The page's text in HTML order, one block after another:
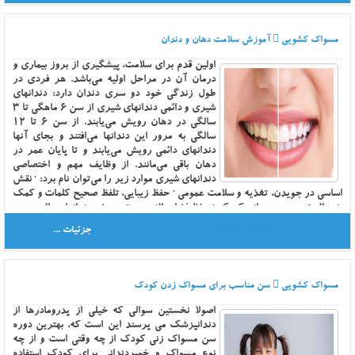
اثربخشی ندارد.
مسواک کشویی آموزش سلامت دهان و دندان
اولين قدم براي سلامت، پيشگيري از بروز بيماري و درمان آن در مراحل اوليه مي‌باشد. هر فردي در طول زندگي خود دو سري دندان دارد: دندانهاي شيري و دائمي دندانهاي شيري از سن 6 ماهگي تا 3 سالگي در دهان رويش مي‌يابند. از سن 6 تا 12 سالگي به مرور اين دندانها مي‌افتند و بجاي آنها دندانهاي دائمي رويش مي‌يابند و تا پايان عمر در دهان باقي مي‌مانند. از وظايف مهم و اختصاصي دندانهاي شيري موارد زير را مي‌توان نام برد: · نقش اساسي در جويدن، تغذيه و سلامت عمومي · حفظ زيبايي، تلفظ صحيح كلمات و كمك به سلامت روحي و رواني كودك · حفظ فضاي لازم جهت رويش دندانهاي دائمي و در نهايت جلوگيري از به هم‌ريختگي دندانها و كاهش نياز به درمانهاي ارتدونسي (يكي از دلايل مهم كج بودن دندانهاي دائمي، از دست رفتن زود هنگام دندانهاي شيري است) · نهايتاً‌ پوسيدگي دندانهاي شيري موجب آسيب به جوانه دندانهاي دائمي مي‌گردد. دندان 6 سالگي اولين دندان دائمي، نخستين آسياي بزرگ (دندان شماره 6) است كه در سن 6 سالگي، روي قوس فكي، پشت دندانهاي شيري رويش مي‌يابد. (قبل از رويش اين دندان هيچ دندان شيري نمي‌افتد و به همين دليل والدين تصور مي‌كنند كه اين دندان شيري است.) عوامل پوسيدگي زا عدم رعايت بهداشت دهان و دندان (عدم استفاده از مسواك و نخ دندان) در زمان مناسب منجر به تشكيل لايه ميكروبي مي‌شود. 2 الي 5 دقيقه بعد از استفاده از مواد قندي و غذا، اسيدهاي مخرب ناشي از فعاليت ميكروبهاي موجود در لايه ميكروبي توليد شده و به مدت 20 دقيقه الي 1 ساعت در دهان باقي مي‌مانند اسيد توليد شده ميناي دندان را تخريب و منجر به شروع پوسيدگي مي‌شود. مصرف نامناسب مواد قندي · استفاده از مواد قندي چسبنده‌ (مانند شكلاتها، تافي‌ها، آدامس‌ها و … ) اين مواد به علت خاصيت چسبندگي به دندانها مدت زيادي در دهان مي‌مانند. · بالا بودن ميزان مصرف مواد قندي · بالا بودن تعداد دفعات مصرف مواد قندي (بويژه در بين وعده‌هاي اصلي غذا) اين نكته بسيار حائز اهميت است و بايد بسيار بر آن تاكيد كرد كه مواد قندي در طول روز در يك وعده مصرف شوند و از تدريجي خوردن آن در طول روز خودداري گردد. تغذيه صحيح · استفاده از مواد قندي موردنياز بدن همراه وعده‌هاي اصلي غذايي · مصرف شير لبنيات و مواد غذايي حاوي فلورايد مانند ماهي و چاي · استفاده از ميوه و سبزيجات تازه در بين وعده‌هاي غذايي مانند هويج و كاهو براي پيشگيري از ايجاد پوسيدگي در دندانهاي كودكان، در كنار استفاده از مسواك، نخ دندان و تغذيه صحيح، به كارگيري روشهاي زير حائز اهميت است: استفاده از فلورايد فلورايد باعث استحكام دندانها شده و آنها را در برابر پوسيدگي مقاوم مي‌كند. محصولات مختلف فلورايد عبارتند از: · دهانشويه سديم فلورايد: كه در حال حاضر به عنوان يكي از برنامه‌هاي كشوري جهت پيشگيري از پوسيدگي دندان دانش‌آموزان ابتدايي در دست اجرا مي‌باشد. · كاربرد ژل فلورايد: اين ژل حاوي غلظت بيشتري از فلورايد است، به همين دليل بايد در مطب توسط دندانپزشك استفاده گردد. · استفاده از خميردندانهاي حاوي فلورايد فيشورسيلانت (مسدود كردن شيارهاي دندان) سطح جونده دندانهاي آسياي بزرگ در ابتداي رويش داراي شيارهاي خيلي عميق هستند. جهت جلوگيري از تجمع مواد غذايي و شروع پوسيدگي در اين نقاط، دندانپزشك با استفاده از مواد مخصوص اين شيارها را پر و كم عمق مي‌نمايد تا موهاي مسواك به راحتي بتوانند اين شيارها را تميز كنند. مراجعه به دندانپزشك حداقل هر 6 ماه يكبار ضروري است،‌ هرچند هيچ نشانه‌اي از مشكلات دنداني و لثه‌اي وجود نداشته باشد. تشخيص زودهنگام پوسيدگي با استفاده از نور كافي و راديوگرافي در مطب دندانپزشكي و درمان به موقع پوسيدگيها خود عامل پيشگيري مؤثري است و مانع از مشكلات شديد بعدي خواهد گرديد. روش صحيح مسواك زدن 1- مسواك خوب بايد موهاي صاف و يكنواخت داشته باشد. چنانچه موهاي مسواك از حالت اوليه خارج شدند بايد آن را عوض كرد. 2- براي هر مرتبه شستشو به اندازه يك نخود از خمير دندان حاوي فلورايد را در موهاي مسواك فرو ببريد. 3- براي اينكه تمام دندانها مسواك شوند بهتر است هميشه به يك ترتيب مسواك بزنيد مثلاً‌ اول فك بالا از راست به چپ و بعد فك پايين از چپ به راست. 4- دندانهاي فك بالا را با حركت مسواك از مجاور لثه به سمت پايين تميز كنيد. 5- با عمودي گرفتن مسواك و حركت آن از بالا به پايين سطوح داخلي دندانهاي جلو را مسواك كنيد. 6- سطوح جونده دندانهاي بالا را با عقب و جلو بردن مسواك تميز كنيد. 7- دندانهاي فك پايين را با حركت مسواك از مجاور لثه به سمت بالا بشوئيد. 8- پشت دندانهاي جلو را با عمودي گرفتن مسواك و حركت آن از پايين به بالا تميز كنيد. 9- سطوح جونده دندانهاي پايين مثل فك بالا را با عقب جلو بردن مسواك، تميز كنيد. 10- هر نوبت مسواك زدن بايد حداقل 4 دقيقه به طول بيانجامد. 11- هر شب قبل از خواب و هر روز صبح بعد از صبحانه، بايد دندانها را مسواك زد. اثرات سودمند فلورايد براي سلامتي دندان‌ها فلورايد عنصري است كه به طور طبيعي در آب، خاك و هوا يافت مي‌شود. زماني‌كه فلورايد به صورت خوراكي به ميزان مناسب مصرف شود دندان را مقاوم كرده و از پوسيدگي پيشگيري خواهد شد. اگر فلورايد در آب آشاميدني شهر به ميزان مناسب موجود باشد، پوسيدگي‌هاي دنداني را تا حدود 60درصد كاهش مي‌دهد. روش ديگر دريافت فلورايد، استفاده از خميردندان، دهان‌شويه‌ها و ژلهاي حاوي فلورايد است. هر دو روش كاربرد فلورايد يعني سيستميك (فلورايد موجود در مواد غذايي و آب آشاميدني) و موضعي (فلورايدي كه بر روي دندانها گذاشته مي‌شود) در مقاوم كردن دندان‌ها و پيشگيري از پوسيدگي موثر شناخته شده اند. در مواد غذايي مصرفي، مقاديري فلورايد وجود دارد كه بر حسب انواع آنها، مقدار فلورايد مصرفي نيز متفاوت است. غذاهاي دريايي به نسبت ساير غذاها فلورايد بيشتري دارند. چاي نسبت به آب آشاميدني فلورايد بيشتري دارد. در بعضي تركيبات دارويي نيز فلورايد يافت مي‌شود، بطور كلي مقدار فلورايدي كه به بدن مي‌رسد بستگي به اين دارد كه در چه منطقه‌اي زندگي مي‌كنيم و چه نوع آب و غذايي مصرف مي‌نمائيم. فلورايد اثرات ضدپوسيدگي خود را به 3 شكل مختلف اعمال مي‌كند: الف) باعث استحكام ساختمان دندان مي‌شود. ب) ضايعات پوسيدگي اوليه بدون تشكيل حفره را دوباره معدني و محكم مي‌كند. ج) فعاليت ضد ميكروبي دارد. يكي ديگر از فوايد فلورايد اثر آن بر روي ريشه دندان بزرگسالان است. بسياري از مردم در سنين بالا دچار تحليل لثه مي‌شوند و سطح ريشه دندان آنها در دهان نمايان شده و در معرض خطر پوسيدگي قرار مي‌گيرند. مطالعات نشان داده است مصرف موضعي فلورايد سطح عريان ريشه را در مقابل پوسيدگي محافظت مي‌نمايد. فلورايد به طرق مختلف مي‌تواند در اختيار دندان قرار گيرد: 1- آب آشاميدني 2- مصرف مواد غذايي مانند چاي و غذاهاي دريايي 3ـ قرص‌ها و شربت‌هاي حاوي فلورايد 4ـ دهان شويه، خمير، ژل (استفاده در خانه بصورت روزانه) 5 ـ ژل‌هاي موضعي كه توسط دندان پزشك بر روي دندان‌ها گذاشته مي‌شود. 6 ـ دهان شويه‌هايي كه در مدرسه به صورت هفتگي توصيه مي‌شود. استفاده از خميردندان‌هاي فلورايد دار براي كودكان بالاي 2 سال به ميزان كم ( به اندازه نخود) توصيه مي‌شود و كاربرد دهان شويه‌هاي حاوي فلورايد فقط در كودكان بالاي 6 سال پيشنهاد مي‌گردد. مطالعات بسياري نشان مي‌دهد كه استفاده هفتگي و منظم از محلول دهان شويه سديم فلورايد 2درصد كه در مدارس ابتدايي كشور توزيع مي‌گردد باعث كاهش شيوع پوسيدگي دندان در حد 30 تا 40درصد مي‌شود. لازم‌‌است بطري‌هاي دهان شويه در طي سال تحصيلي در مدرسه نگهداري شوند و محل نگهداري بطري‌ها بايد جايي محفوظ و دور از نور مستقيم خورشيد باشد. ضمناً لازم است براي هر بطري نام دانش‌آموز ثبت گردد و كليه بطري‌هاي هر كلاس بصورت مجزا از كلاس‌هاي ديگر نگهداري شود. برنامه بايد به نحوي تنظيم شود كه دانش‌آموزان هر كلاس هر هفته در ساعت و روز خاصي بعد از مسواك زدن از دهان‌شويه استفاده كنند. بهترين زمان استفاده از دهان شويه قبل از شروع اولين ساعت درس است. توجه نماييد كه كودكان خردسال از بلعيدن خميردندان و دهان‌شويه‌هاي حاوي فلورايد جداً پرهيز كنند زيرا مي‌توانند باعث عوارضي نظير لكه‌دار شدن سطح دندان‌ها، مشكلات استخواني و مسموميت‌هاي حاد گردد. بنابراين هنگام مصرف دهان شويه‌هاي حاوي فلورايد نظارت والدين و يا مربيان بهداشت مدارس و يا معلمين ضروري‌است. اگر فلورايد آب آشاميدني در منطقه‌اي زيادتر از معمول باشد( بيشتر از 2ppm يعني دو قسمت در يك ميليون قسمت) براي جلوگيري از تغيير رنگ دندان‌ها (فلوئوروزيس) تا حد مقدور مخزن و منشاء آب آشاميدني منطقه را عوض مي‌كنند و يا آبهايي را كه فلورايد كمتري دارند با آن مخلوط مي‌نمايند. لذا استفاده از خميردندان‌هاي حاوي فلورايد و دهان شويه‌هاي فلورايد در آن مناطق توصيه نمي‌شود. مجموعه دهان و دندان به عنوان دروازه ورود غذا و آغازگر روند هضم و جذب غذا نقش مهمي در آماده‌سازي نيازمندي‌هاي غذائي انسان بعهده دارد. رشد و تكامل عملكرد مطلوب روزانه و ايجاد حس لذت و نشاط در جسم و جان انسان بدون عملكرد اين بخش از بدن و همكاري و مشاركت آن امكان‌پذير نيست. مطالعات و شواهد نشان مي‌دهد كه بسياري از مردم از داشتن اطلاعات كافي براي تامين و ارتقاء سلامتي اين عضو مهم و همچنين پرهيز از عوارض آسيب زننده به آن بي‌بهره هستند. مراجعه به دندانپزشک ما بايد هر 6 ماه يكبار يعني دوبار در سال به ديدن دندانپزشك خود برويم. دوبار معاينه دهان و دندان در سال توسط دندانپزشك اين امكان را فراهم مي‌آورد تا وي بتواند سلامت دهان و دندان شما را بررسي نمايد و با پيشگيري به موقع از گسترش و پيشرفت بيماريهاي دهان و دندان كه موجب ايجاد ناراحتي و درمانهاي پيچيده دندانپزشكي و هزينه سنگين مي‌گردند شود. دندانپزشك ممكن است بر اساس تشخيص تاريخ ملاقات‌هاي متوالي بعدي را معين نمايد. مدت زمان صرف شده برای مسواك زدن دسترسي به همه سطوح دندانها به منظور پاك نمودن پلاك ميكروبي مستلزم صرف وقت كافي است. شما بايد روزي 2 بار و هر بار حداقل 3-2 دقيقه براي مسواك زدن و قت صرف نماييد ولي متاسفانه بسياري از مردم بين 70-45 ثانيه صرف مسواك زدن خود مي‌كنند. اگر در شرايطي هستید که نمي‌توانید مسواك بزنید شستشوي دهان با آب بعد از خوردن غذا باعث خنثي شدن اسيد و كاهش باكتريها به ميزان 30% (از هر 100 عدد 30 عدد) مي‌شود. همچنين شما مي‌توانيد از يك گاز يا يك تكه پارچه تميز براي پاك كردن دندانها استفاده نماييد تا زماني كه بتوانيد از مسواك استفاده كنيد. غذاهاي مضر براي دندانها غذاهاي چسبناك مانند شكلات كه حاوي مقدار زيادي مواد قندي هستند به مدت زمان زيادي جهت خنثي شدن اثرات سوء آنها و پاك شدن توسط بزاق از روي سطح دندان نياز دارند. عموماً غذاهايي كه براي بدن مفيد هستند براي دندانها نيز مفيدند بطور مثال غذاهايي كه سفت و الياف دار هستند مثل سبزي‌ها، ميوه‌ها و دانه‌هاي گياهي سبب ماساژ لثه مي‌شوند و تا حدودي خاصيت تميز كنندگي دندانها را نيز دارا مي‌باشند. دندانهاي حساس حساسيت دندان با استفاده از خمير دندانهاي ضد حساسيت و استفاده از سيلانت (مواد پلاستيكي شيري رنگ رقيقي كه با آن شيار دندانهاي سالم را مسدود مي‌كنند تا از پوسيدگي جلوگيري شود) و مواد پر كردن دندان كه در تركيبات آنها فلورايد به كار رفته است كاهش مي‌پذيرد. همچنين كاهش استفاده از مواد اسيدي در رژيم غذايي به كاهش حساسيت دندان كمك مي نمايد. استفاده از خلال دندان استفاده گاهگاهي از خلال دندان
جزئیات ...
مسواک کشویی سن مناسب برای مسواک زدن کودک
اصولا نخستین سوالی که خیلی از پدرومادرها از
دندانپزشک می پرسند این است که، بهترین دوره
سن مسواک زنی کودک از چه وقتی است و از چه